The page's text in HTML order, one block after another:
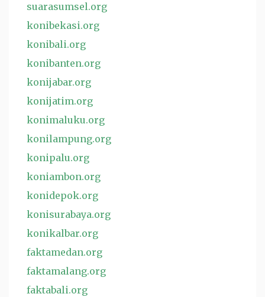
suarasumsel.org
konibekasi.org
konibali.org
konibanten.org
konijabar.org
konijatim.org
konimaluku.org
konilampung.org
konipalu.org
koniambon.org
konidepok.org
konisurabaya.org
konikalbar.org
faktamedan.org
faktamalang.org
faktabali.org